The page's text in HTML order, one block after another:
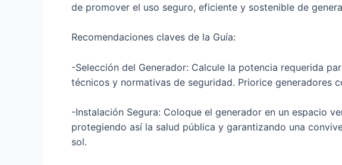
de promover el uso seguro, eficiente y sostenible de
Recomendaciones claves de la Guía:
-Selección del Generador: Calcule la potencia requerida
técnicos y normativas de seguridad. Priorice generadores
-Instalación Segura: Coloque el generador en un espacio
protegiendo así la salud pública y garantizando una
sol.